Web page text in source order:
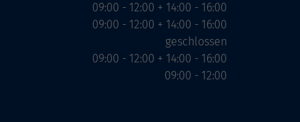
09:00 - 12:00 + 14:00 - 16:00
09:00 - 12:00 + 14:00 - 16:00
geschlossen
09:00 - 12:00 + 14:00 - 16:00
09:00 - 12:00